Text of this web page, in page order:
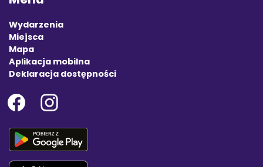
Wydarzenia
Miejsca
Mapa
Aplikacja mobilna
Deklaracja dostępności